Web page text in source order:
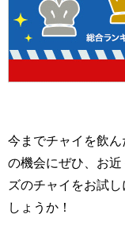
今までチャイを飲
の機会にぜひ、お
ズのチャイをお試
しょうか！